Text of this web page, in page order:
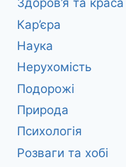
Здоров’я та краса
Кар’єра
Наука
Нерухомість
Подорожі
Природа
Психологія
Розваги та хобі